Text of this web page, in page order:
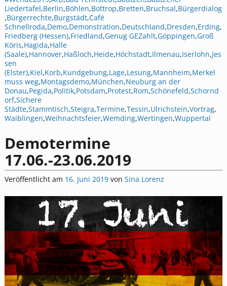
Liedertafel,Berlin,Böhlen,Bottrop,Bretten,Bruchsal,Bürgerdialog
,Bürgerrechte,Burgstädt,Café
Schnellroda,Demo,Demonstration,Deutschland,Dresden,Erding,
Friedberg (Hessen),Friedland,Genug GEZahlt,Göppingen,Groß
Köris,Hagida,Halle
(Saale),Hannover,Haßloch,Heide,Höchstadt,Ilmenau,Iserlohn,Jes
sen
(Elster),Kiel,Korb,Kundgebung,Lage,Lesung,Mannheim,Merkel
muss weg,Montagsdemo,München,Neuburg an der
Donau,Pegida,Politik,Potsdam,Protest,Rom,Schönefeld,Schornd
orf,Sichere
Städte,Stammtisch,Steigra,Termine,Tessin,Ulrichstein,Vortrag,
Waiblingen,Weihnachtsfeier,Wemding,Wertingen,Wuppertal
Demotermine
17.06.-23.06.2019
Veröffentlicht am 16. Juni 2019 von Sina Lorenz